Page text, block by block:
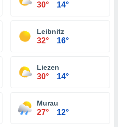
30° 14°
Leibnitz
32° 16°
Liezen
30° 14°
Murau
27° 12°